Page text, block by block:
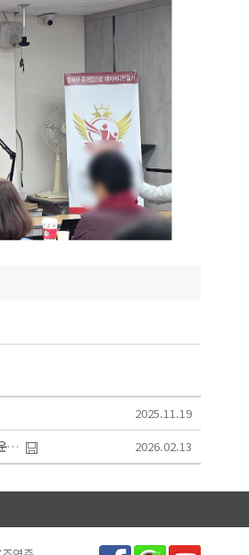
2025.11.19
💡중개업 실전과정 12기 첫 수업💡주거용 부동산 중개 실전 강의! 뜨거운 열정의 현장... 2026.02.13